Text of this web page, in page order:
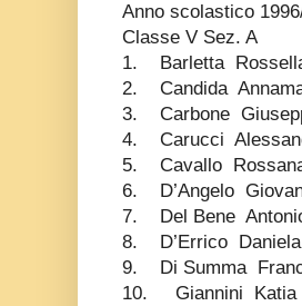
Anno scolastico
Classe V Sez. A
1. Barletta
2. Candida
3. Carbone
4. Carucci
5. Cavallo
6. D’Angelo
7. Del Bene
8. D’Errico Daniela
9. Di Summa
10. Giannini Katia